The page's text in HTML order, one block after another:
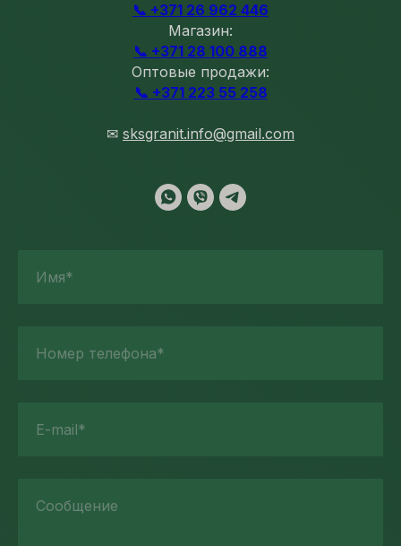
📞 +371 26 962 446
Магазин:
📞 +371 28 100 888
Оптовые продажи:
📞 +371 223 55 258
✉ sksgranit.info@gmail.com
Имя*
Номер телефона*
E-mail*
Сообщение